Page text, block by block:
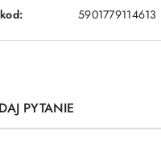
5901779114613
PYTANIE